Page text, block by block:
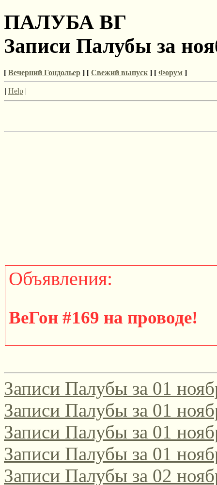
ПАЛУБА ВГ
Записи Палубы за
[ Вечерний Гондольер ] [ Свежий выпуск ] [ Форум ]
| Help |
Объявления:
ВеГон #169 на проводе!
Участвуйте в
поэтическом интернет-
2021/2022!
Записи Палубы за 01
Записи Палубы за 01
Записи Палубы за 01
Записи Палубы за 01
Записи Палубы за 02